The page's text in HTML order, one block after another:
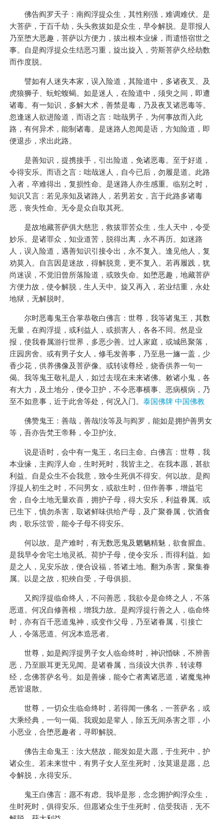
佛告阎罗天子：南阎浮提众生，其性刚强，难调难伏。是
大菩萨，于百千劫，头头救拔如是众生，早令解脱。是罪报人
乃至堕大恶趣，菩萨以方便力，拔出根本业缘，而遣悟宿世之
事。自是阎浮提众生结恶习重，旋出旋入，劳斯菩萨久经劫数
而作度脱。
譬如有人迷失本家，误入险道，其险道中，多诸夜叉、及
虎狼狮子、蚖蛇蝮蝎。如是迷人，在险道中，须臾之间，即遭
诸毒。有一知识，多解大术，善禁是毒，乃及夜叉诸恶毒等。
忽逢迷人欲进险道，而语之言：咄哉男子，为何事故而入此
路，有何异术，能制诸毒。是迷路人忽闻是语，方知险道，即
便退步，求出此路。
是善知识，提携接手，引出险道，免诸恶毒。至于好道，
令得安乐。而语之言：咄哉迷人，自今已后，勿履是道。此路
入者，卒难得出，复损性命。是迷路人亦生感重。临别之时，
知识又言：若见亲知及诸路人，若男若女，言于此路多诸毒
恶，丧失性命。无令是众自取其死。
是故地藏菩萨俱大慈悲，救拔罪苦众生，生人天中，令受
妙乐。是诸罪众，知业道苦，脱得出离，永不再历。如迷路
人，误入险道，遇善知识引接令出，永不复入。逢见他人，复
劝莫入。自言因是迷故，得解脱竟，更不复入。若再履践，犹
尚迷误，不觉旧曾所落险道，或致失命。如堕恶趣，地藏菩萨
方便力故，使令解脱，生人天中。旋又再入，若业结重，永处
地狱，无解脱时。
尔时恶毒鬼王合掌恭敬白佛言：世尊，我等诸鬼王，其数
无量，在阎浮提，或利益人，或损害人，各各不同。然是业
报，使我眷属游行世界，多恶少善。过人家庭，或城邑聚落，
庄园房舍。或有男子女人，修毛发善事，乃至悬一旛一盖，少
香少花，供养佛像及菩萨像。或转读尊经，烧香供养一句一
偈。我等鬼王敬礼是人，如过去现在未来诸佛。敕诸小鬼，各
有大力，及土地分，便令卫护，不令恶事横事、恶病横病，乃
至不如意事，近于此舍等处，何况入门。 泰国佛牌 中国佛教
佛赞鬼王：善哉，善哉!汝等及与阎罗，能如是拥护善男女
等，吾亦告梵王帝释，令卫护汝。
说是语时，会中有一鬼王，名曰主命。白佛言：世尊，我
本业缘，主阎浮人命，生时死时，我皆主之。在我本愿，甚欲
利益。自是众生不会我意，致令生死俱不得安。何以故。是阎
浮提人初生之时，不问男女，或欲生时，但作善事，增益宅
舍，自令土地无量欢喜，拥护子母，得大安乐，利益眷属。或
已生下，慎勿杀害，取诸鲜味供给产母，及广聚眷属，饮酒食
肉，歌乐弦管，能令子母不得安乐。
何以故。是产难时，有无数恶鬼及魍魉精魅，欲食腥血。
是我早令舍宅土地灵祇。荷护子母，使令安乐，而得利益。如
是之人，见安乐故，便合设福，答诸土地。翻为杀害，聚集眷
属。以是之故，犯殃自受，子母俱损。
又阎浮提临命终人，不问善恶，我欲令是命终之人，不落
恶道。何况自修善根，增我力故。是阎浮提行善之人，临命终
时，亦有百千恶道鬼神，或变作父母，乃至诸眷属，引接亡
人，令落恶道。何况本造恶者。
世尊，如是阎浮提男子女人临命终时，神识惛昧，不辨善
恶，乃至眼耳更无见闻。是诸眷属，当须设大供养，转读尊
经，念佛菩萨名号。如是善缘，能令亡者离诸恶道，诸魔鬼神
悉皆退散。
世尊，一切众生临命终时，若得闻一佛名，一菩萨名，或
大乘经典，一句一偈。我观如是辈人，除五无间杀害之罪，小
小恶业，合堕恶趣者，寻即解脱。
佛告主命鬼王：汝大慈故，能发如是大愿，于生死中，护
诸众生。若未来世中，有男子女人至生死时，汝莫退是愿，总
令解脱，永得安乐。
鬼王白佛言：愿不有虑。我毕是形，念念拥护阎浮众生，
生时死时，俱得安乐。但愿诸众生于生死时，信受我语，无不